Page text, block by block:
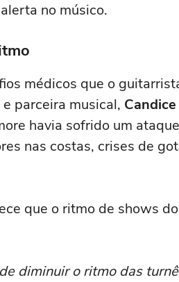
no músico.
médicos que o
parceira musical,
havia sofrido um
nas costas, crises de
que o ritmo de shows
diminuir o ritmo das